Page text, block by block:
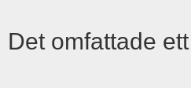
Det omfattade